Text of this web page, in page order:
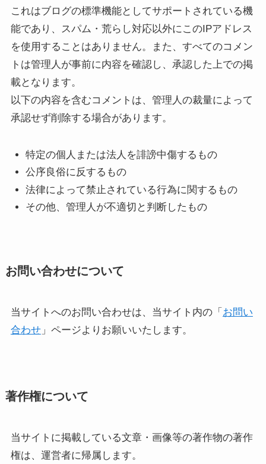
これはブログの標準機能としてサポートされている機
能であり、スパム・荒らし対応以外にこのIPアドレス
を使用することはありません。また、すべてのコメン
トは管理人が事前に内容を確認し、承認した上での掲
載となります。
以下の内容を含むコメントは、管理人の裁量によって
承認せず削除する場合があります。
特定の個人または法人を誹謗中傷するもの
公序良俗に反するもの
法律によって禁止されている行為に関するもの
その他、管理人が不適切と判断したもの
お問い合わせについて
当サイトへのお問い合わせは、当サイト内の「 お問い
合わせ」ページよりお願いいたします。
著作権について
当サイトに掲載している文章・画像等の著作物の著作
権は、運営者に帰属します。